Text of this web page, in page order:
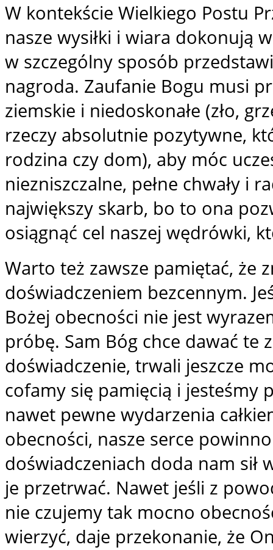
W kontekście Wielkiego Postu
nasze wysiłki i wiara dokonują
w szczególny sposób
nagroda. Zaufanie Bogu musi
ziemskie i niedoskonałe (zło,
rzeczy absolutnie pozytywne,
rodzina czy dom), aby móc
niezniszczalne, pełne chwały i
największy skarb, bo to ona
osiągnąć cel naszej wędrówki,
Warto też zawsze pamiętać, że
doświadczeniem bezcennym.
Bożej obecności nie jest
próbę. Sam Bóg chce dawać te
doświadczenie, trwali jeszcze
cofamy się pamięcią i jesteśmy
nawet pewne wydarzenia
obecności, nasze serce
doświadczeniach doda nam
je przetrwać. Nawet jeśli z
nie czujemy tak mocno
wierzyć, daje przekonanie, że